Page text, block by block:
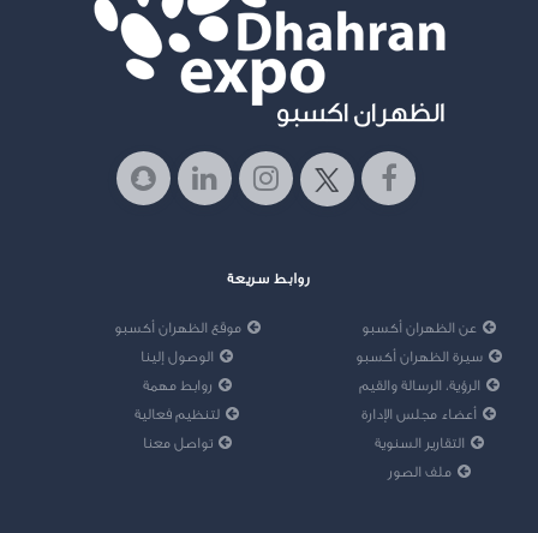
روابط سريعة
عن الظهران أكسبو
سيرة الظهران أكسبو
الرؤية، الرسالة والقيم
أعضاء مجلس الإدارة
التقارير السنوية
ملف الصور
موقع الظهران أكسبو
الوصول إلينا
روابط مهمة
لتنظيم فعالية
تواصل معنا